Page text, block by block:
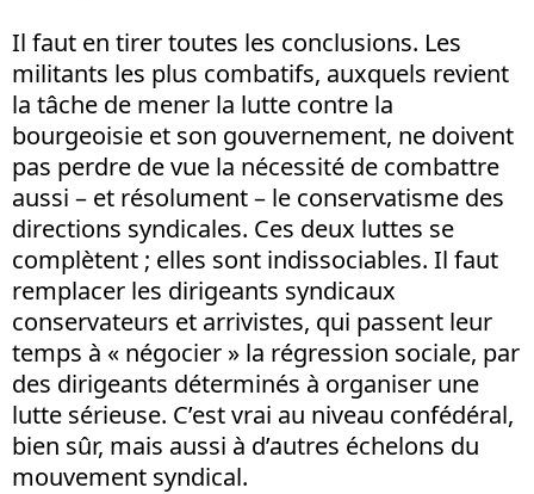
Il faut en tirer toutes les conclusions. Les
militants les plus combatifs, auxquels revient
la tâche de mener la lutte contre la
bourgeoisie et son gouvernement, ne doivent
pas perdre de vue la nécessité de combattre
aussi – et résolument – le conservatisme des
directions syndicales. Ces deux luttes se
complètent ; elles sont indissociables. Il faut
remplacer les dirigeants syndicaux
conservateurs et arrivistes, qui passent leur
temps à « négocier » la régression sociale, par
des dirigeants déterminés à organiser une
lutte sérieuse. C’est vrai au niveau confédéral,
bien sûr, mais aussi à d’autres échelons du
mouvement syndical.